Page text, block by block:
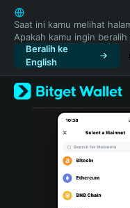
English
日本語
Tiếng Việt
Русский
Español (Latinoamérica)
Türkçe
Italiano
Português (Portugal)
Saat ini kamu melihat
Apakah kamu ingin beralih
Beralih ke
English